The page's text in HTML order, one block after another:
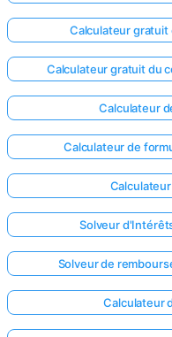
Calculateur gratuit
Calculateur gratuit du
Calculateur
Calculateur de
Solveur
Solveur de
Calculateur